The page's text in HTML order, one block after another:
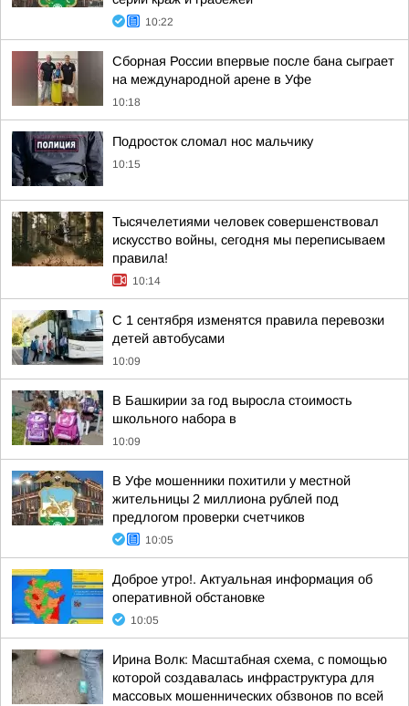
10:22
Сборная России впервые после бана сыграет
на международной арене в Уфе
10:18
Подросток сломал нос мальчику
10:15
Тысячелетиями человек совершенствовал
искусство войны, сегодня мы переписываем
правила!
10:14
С 1 сентября изменятся правила перевозки
детей автобусами
10:09
В Башкирии за год выросла стоимость
школьного набора в
10:09
В Уфе мошенники похитили у местной
жительницы 2 миллиона рублей под
предлогом проверки счетчиков
10:05
Доброе утро!. Актуальная информация об
оперативной обстановке
10:05
Ирина Волк: Масштабная схема, с помощью
которой создавалась инфраструктура для
массовых мошеннических обзвонов по всей